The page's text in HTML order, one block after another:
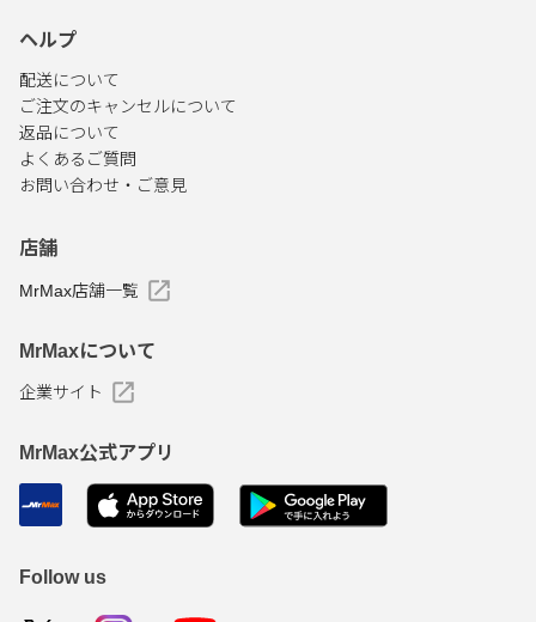
ヘルプ
配送について
ご注文のキャンセルについて
返品について
よくあるご質問
お問い合わせ・ご意見
店舗
MrMax店舗一覧
MrMaxについて
企業サイト
MrMax公式アプリ
Follow us